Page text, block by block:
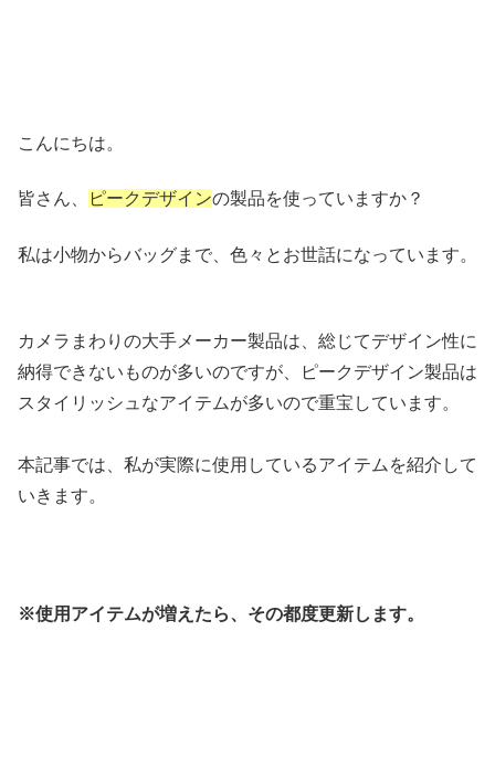
こんにちは。
皆さん、 ピークデザインの製品を使っていますか？
私は小物からバッグまで、色々とお世話になっています。
カメラまわりの大手メーカー製品は、総じてデザイン性に
納得できないものが多いのですが、ピークデザイン製品は
スタイリッシュなアイテムが多いので重宝しています。
本記事では、私が実際に使用しているアイテムを紹介して
いきます。
※使用アイテムが増えたら、その都度更新します。